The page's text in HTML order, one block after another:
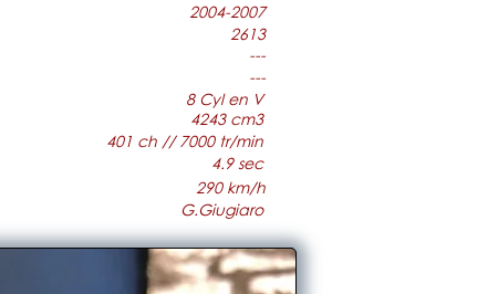
2004-2007
2613
---
---
8 Cyl en V
4243 cm3
401 ch // 7000 tr/min
4.9 sec
290 km/h
G.Giugiaro